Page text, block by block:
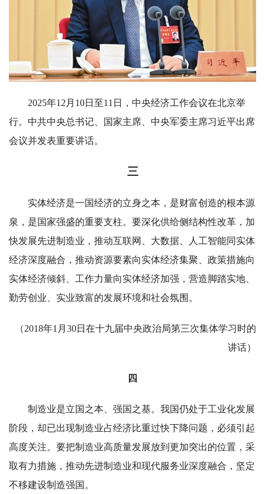
2025年12月10日至11日，中央经济工作会议在北京举
行。中共中央总书记、国家主席、中央军委主席习近平出席
会议并发表重要讲话。
三
实体经济是一国经济的立身之本，是财富创造的根本源
泉，是国家强盛的重要支柱。要深化供给侧结构性改革，加
快发展先进制造业，推动互联网、大数据、人工智能同实体
经济深度融合，推动资源要素向实体经济集聚、政策措施向
实体经济倾斜、工作力量向实体经济加强，营造脚踏实地、
勤劳创业、实业致富的发展环境和社会氛围。
（2018年1月30日在十九届中央政治局第三次集体学习时的
讲话）
四
制造业是立国之本、强国之基。我国仍处于工业化发展
阶段，却已出现制造业占经济比重过快下降问题，必须引起
高度关注。要把制造业高质量发展放到更加突出的位置，采
取有力措施，推动先进制造业和现代服务业深度融合，坚定
不移建设制造强国。